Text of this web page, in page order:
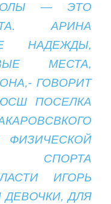
— ЭТО
АРИНА
НАДЕЖДЫ,
МЕСТА,
ГОВОРИТ
ПОСЕЛКА
ФИЗИЧЕСКОЙ
ИГОРЬ
ДЛЯ